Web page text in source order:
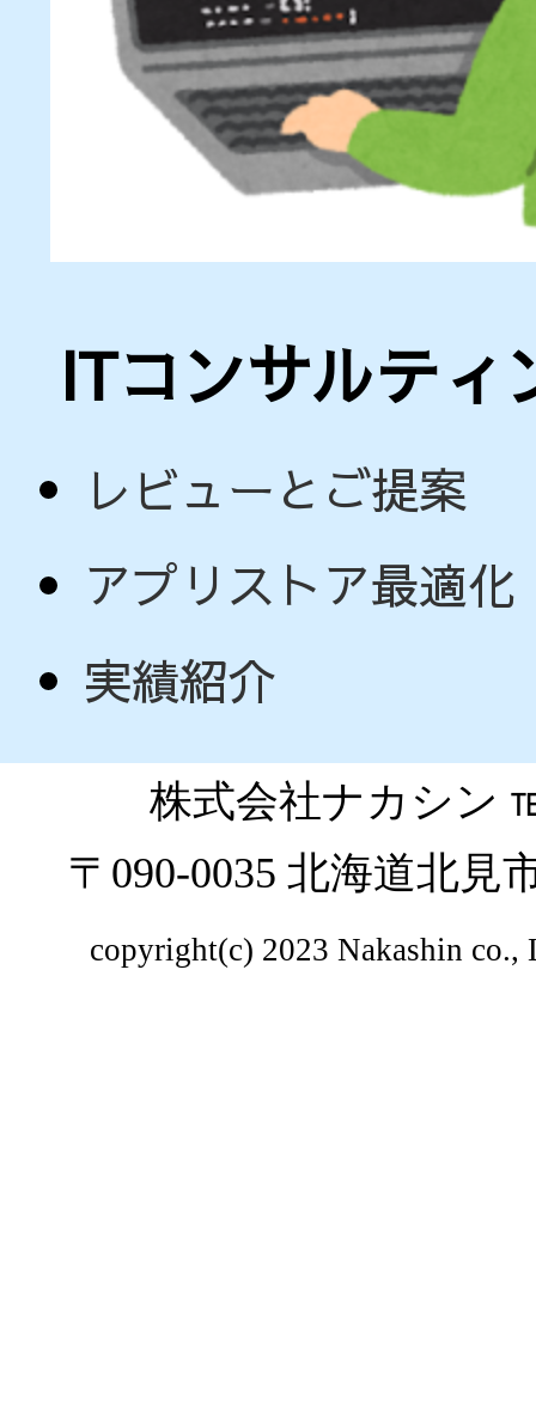
ITコンサルティ
レビューとご提案
アプリストア最適化
実績紹介
株式会社ナカシン
〒090-0035 北海道北見
copyright(c) 2023 Nakashin